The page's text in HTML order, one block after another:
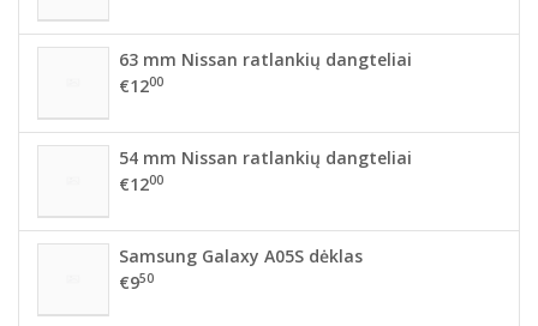
63 mm Nissan ratlankių dangteliai
€1200
54 mm Nissan ratlankių dangteliai
€1200
Samsung Galaxy A05S dėklas
€950